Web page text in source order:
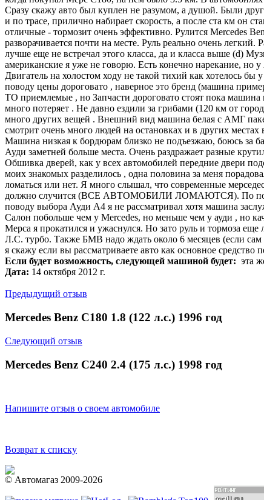
Сразу скажу авто был куплен не разумом, а душой. Были
и по трасе, прилично набирает скорость, а после ста км он
отличные - тормозит очень эффективно. Рулится Mercedes
разворачивается почти на месте. Руль реально очень
лучше еще не встречал этого класса, да и класса выше (d)
американские я уже не говорю. Есть конечно нарекание,
Двигатель на холостом ходу не такой тихий как хотелось
поводу цены дороговато , наверное это бренд (машина
ТО приемлемые , но Запчасти дороговато стоят пока машина
много потеряет . Не давно ездили за грибами (120 км от
много других вещей . Внешний вид машина белая с АМГ
смотрит очень много людей на остановках и в других
Машина низкая к бордюрам близко не подъезжаю, боюсь за
Ауди заметней больше места. Очень раздражает разные
Обшивка дверей, как у всех автомобилей передние двери
моих знакомых разделилось , одна половина за меня
ломаться или нет. Я много слышал, что современные
должно случится (ВСЕ АВТОМОБИЛИ ЛОМАЮТСЯ). По поводу
поводу выбора Ауди А4 я не рассматривал хотя машина
Салон побольше чем у Mercedes, но меньше чем у ауди , но
Мерса я прокатился и ужаснулся. Но зато руль и тормоза
Л.С. турбо. Также БМВ надо ждать около 6 месяцев (если сам
я скажу если вы рассматриваете авто как основное
Если будет возможность, следующей машиной будет: эта
Дата: 14 октября 2012 г.
Предыдущий отзыв
Mercedes Benz C180 1.8 (122 л.с.) 1996 год
Следующий отзыв
Mercedes Benz C240 2.4 (175 л.с.) 1998 год
Напишите отзыв о своем автомобиле
Возврат к списку
© Автомагаз 2009-2026